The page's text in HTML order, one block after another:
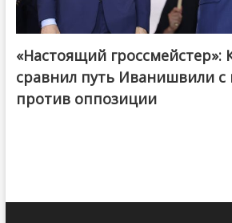
@ქართული ოცნება / Georgian Dream
«Настоящий гроссмейстер»:
сравнил путь Иванишвили с
против оппозиции